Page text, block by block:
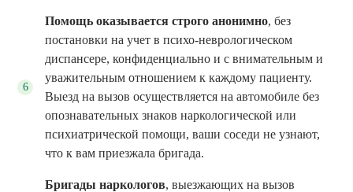
Помощь оказывается строго анонимно, без
постановки на учет в психо-неврологическом
диспансере, конфиденциально и с внимательным и
уважительным отношением к каждому пациенту.
Выезд на вызов осуществляется на автомобиле без
опознавательных знаков наркологической или
психиатрической помощи, ваши соседи не узнают,
что к вам приезжала бригада.
Бригады наркологов, выезжающих на вызов